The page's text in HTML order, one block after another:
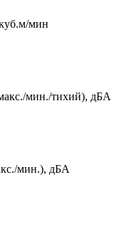
мин
мин./тихий), дБА
мин.), дБА